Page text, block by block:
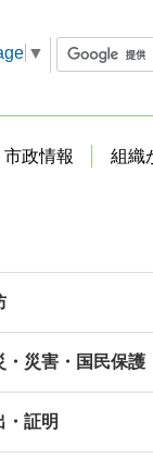
▼
市政情報 組織
・災害・国民保護
・証明